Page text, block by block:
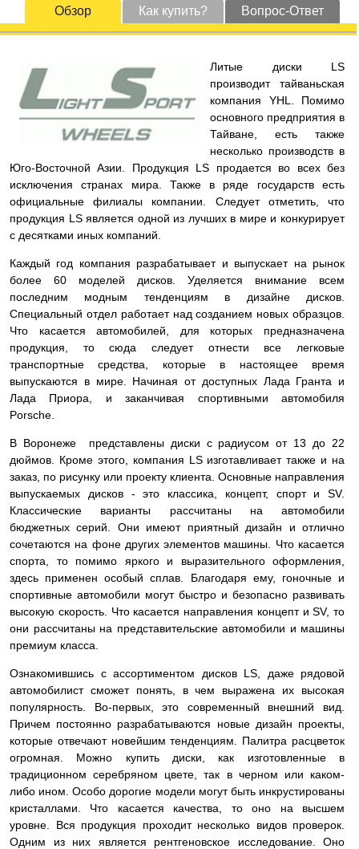
Обзор Как купить? Вопрос-Ответ
Литые диски LS
производит тайваньская
компания YHL. Помимо
основного предприятия в
Тайване, есть также
несколько производств в
Юго-Восточной Азии. Продукция LS продается во всех без
исключения странах мира. Также в ряде государств есть
официальные филиалы компании. Следует отметить, что
продукция LS является одной из лучших в мире и конкурирует
с десятками иных компаний.
Каждый год компания разрабатывает и выпускает на рынок
более 60 моделей дисков. Уделяется внимание всем
последним модным тенденциям в дизайне дисков.
Специальный отдел работает над созданием новых образцов.
Что касается автомобилей, для которых предназначена
продукция, то сюда следует отнести все легковые
транспортные средства, которые в настоящее время
выпускаются в мире. Начиная от доступных Лада Гранта и
Лада Приора, и заканчивая спортивными автомобиля
Porsche.
В Воронеже представлены диски с радиусом от 13 до 22
дюймов. Кроме этого, компания LS изготавливает также и на
заказ, по рисунку или проекту клиента. Основные направления
выпускаемых дисков - это классика, концепт, спорт и SV.
Классические варианты рассчитаны на автомобили
бюджетных серий. Они имеют приятный дизайн и отлично
сочетаются на фоне других элементов машины. Что касается
спорта, то помимо яркого и выразительного оформления,
здесь применен особый сплав. Благодаря ему, гоночные и
спортивные автомобили могут быстро и безопасно развивать
высокую скорость. Что касается направления концепт и SV, то
они рассчитаны на представительские автомобили и машины
премиум класса.
Ознакомившись с ассортиментом дисков LS, даже рядовой
автомобилист сможет понять, в чем выражена их высокая
популярность. Во-первых, это современный внешний вид.
Причем постоянно разрабатываются новые дизайн проекты,
которые отвечают новейшим тенденциям. Палитра расцветок
огромная. Можно купить диски, как изготовленные в
традиционном серебряном цвете, так в черном или каком-
либо ином. Особо дорогие модели могут быть инкрустированы
кристаллами. Что касается качества, то оно на высшем
уровне. Вся продукция проходит несколько видов проверок.
Одним из них является рентгеновское исследование. Оно